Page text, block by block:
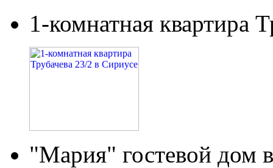
1-комнатная квартира
"Мария" гостевой дом